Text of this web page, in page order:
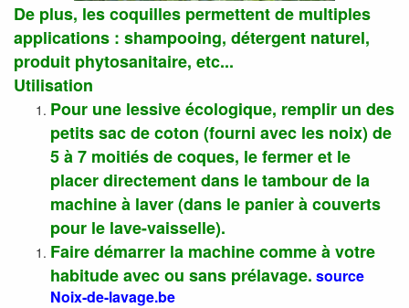
De plus, les coquilles permettent de multiples
applications : shampooing, détergent naturel,
produit phytosanitaire, etc...
Utilisation
Pour une lessive écologique, remplir un des
petits sac de coton (fourni avec les noix) de
5 à 7 moitiés de coques, le fermer et le
placer directement dans le tambour de la
machine à laver (dans le panier à couverts
pour le lave-vaisselle).
Faire démarrer la machine comme à votre
habitude avec ou sans prélavage. source
Noix-de-lavage.be